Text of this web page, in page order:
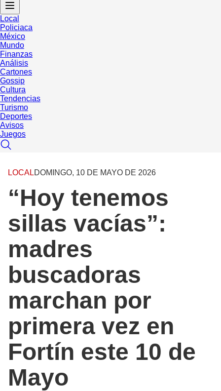
Local
Policiaca
México
Mundo
Finanzas
Análisis
Cartones
Gossip
Cultura
Tendencias
Turismo
Deportes
Avisos
Juegos
LOCALDOMINGO, 10 DE MAYO DE 2026
“Hoy tenemos
sillas vacías”:
madres
buscadoras
marchan por
primera vez en
Fortín este 10 de
Mayo